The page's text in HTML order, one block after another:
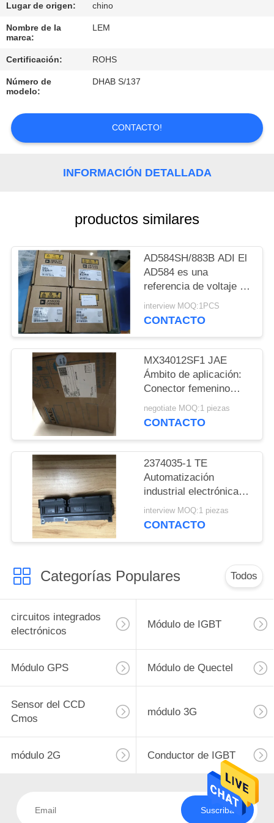
RECORRIDO
POR
LA
FÁBRICA
DE
CALIDAD
CONTACTA
NOSOTROS
NOTICIAS
MAPA
DEL
SITIO
POLÍTICAS
PRIVACIDAD
Lugar de origen: chino
Nombre de la
marca:
LEM
Certificación: ROHS
Número de
modelo:
DHAB S/137
CONTACTO!
INFORMACIÓN DETALLADA
productos similares
AD584SH/883B ADI El
AD584 es una
referencia de voltaje de
precisión de 8
terminales que ofrece
interview MOQ:1PCS
CONTACTO
MX34012SF1 JAE
Ámbito de aplicación:
Conector femenino
para vehículos
negotiate MOQ:1 piezas
CONTACTO
2374035-1 TE
Automatización
industrial electrónica
de consumo Equipos
médicos
interview MOQ:1 piezas
CONTACTO
Categorías Populares Todos
circuitos integrados
electrónicos
Módulo de IGBT
Módulo GPS Módulo de Quectel
Sensor del CCD
Cmos
módulo 3G
módulo 2G Conductor de IGBT
Suscriba